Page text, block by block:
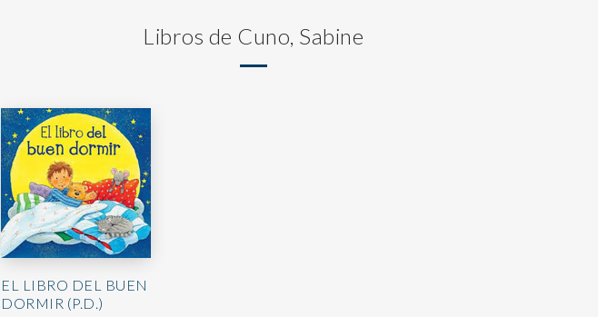
Libros de Cuno, Sabine
EL LIBRO DEL BUEN
DORMIR (P.D.)